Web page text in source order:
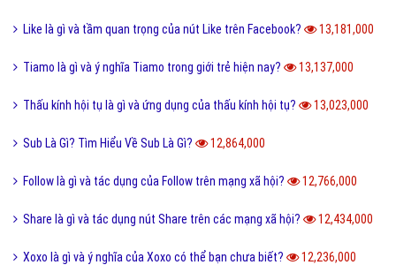
Like là gì và tầm quan trọng của nút Like trên Facebook? 13,181,000
Tiamo là gì và ý nghĩa Tiamo trong giới trẻ hiện nay? 13,137,000
Thấu kính hội tụ là gì và ứng dụng của thấu kính hội tụ? 13,023,000
Sub Là Gì? Tìm Hiểu Về Sub Là Gì? 12,864,000
Follow là gì và tác dụng của Follow trên mạng xã hội? 12,766,000
Share là gì và tác dụng nút Share trên các mạng xã hội? 12,434,000
Xoxo là gì và ý nghĩa của Xoxo có thể bạn chưa biết? 12,236,000